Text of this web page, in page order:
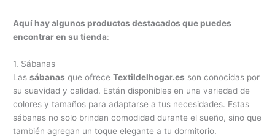
Aquí hay algunos productos destacados que puedes
encontrar en su tienda:
1. Sábanas
Lassábanas que ofreceTextildelhogar.es son conocidas por
su suavidad y calidad. Están disponibles en una variedad de
colores y tamaños para adaptarse a tus necesidades. Estas
sábanas no solo brindan comodidad durante el sueño, sino que
también agregan un toque elegante a tu dormitorio.